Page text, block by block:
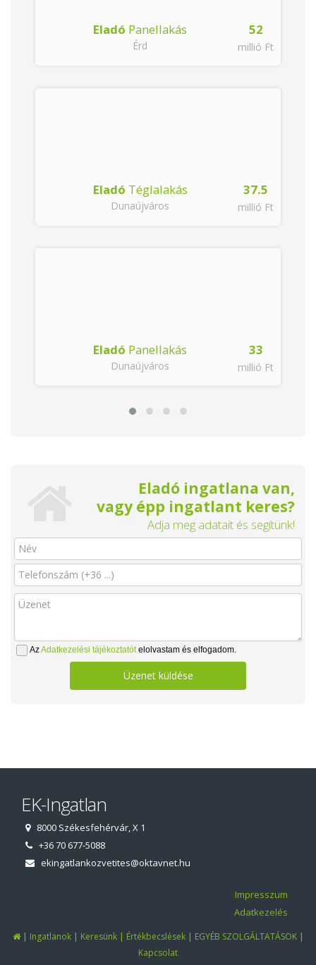
52
millió Ft
Eladó Panellakás
Érd
37.5
millió Ft
Eladó Téglalakás
Dunaújváros
33
millió Ft
Eladó Panellakás
Dunaújváros
Eladó ingatlana van,
vagy épp ingatlant keres?
Adja meg adatait és segítünk!
AzAdatkezelési tájékoztatótelolvastam és elfogadom.
Üzenet küldése
EK-Ingatlan
8000 Székesfehérvár, X 1
+36 70 677-5088
ekingatlankozvetites@oktavnet.hu
Impresszum
Adatkezelés
| Ingatlanok| Keresünk| Értékbecslések| EGYÉB SZOLGÁLTATÁSOK|
Kapcsolat